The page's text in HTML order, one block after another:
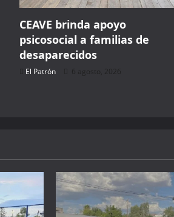
CEAVE brinda apoyo
psicosocial a familias de
desaparecidos
El Patrón 6 agosto, 2026